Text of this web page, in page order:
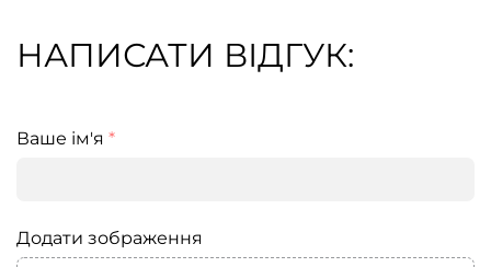
НАПИСАТИ ВІДГУК:
Ваше ім'я *
Додати зображення